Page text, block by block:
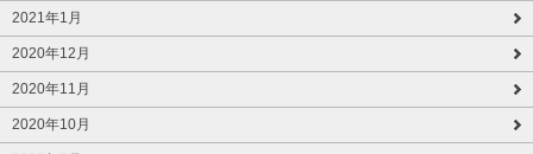
2021年1月
2020年12月
2020年11月
2020年10月